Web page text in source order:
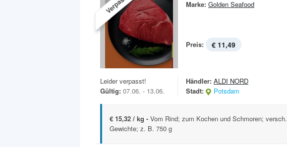
Marke: Golden Seafood
Preis: € 11,49
Leider verpasst!
Gültig: 07.06. - 13.06.
Händler: ALDI NORD
Stadt:
Potsdam
€ 15,32 / kg - Vom Rind; zum Kochen und Schmoren; versch.
Gewichte; z. B. 750 g